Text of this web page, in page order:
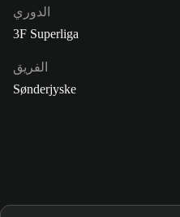
الدوري
3F Superliga
الفريق
Sønderjyske